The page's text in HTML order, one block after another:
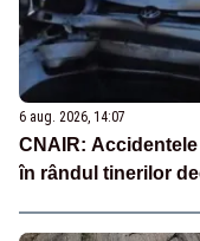
6 aug. 2026, 14:07
CNAIR:
în rândul tinerilor